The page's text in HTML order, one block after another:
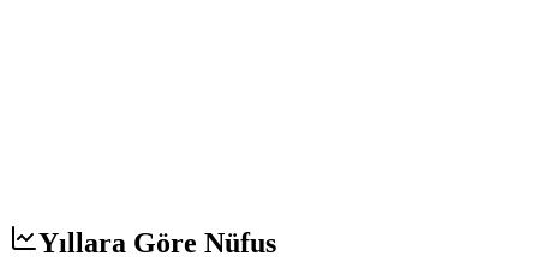
Yıllara Göre Nüfus